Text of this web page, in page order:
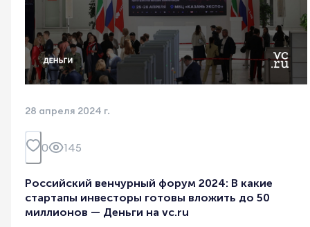
28 апреля 2024 г.
0 145
Российский венчурный форум 2024: В какие
стартапы инвесторы готовы вложить до 50
миллионов — Деньги на vc.ru